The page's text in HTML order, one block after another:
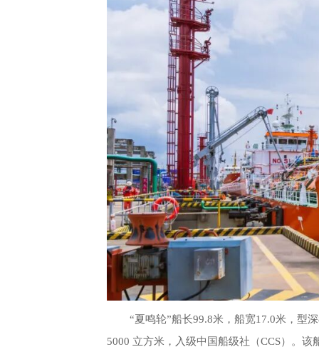
“夏鸣轮”船长99.8米，船宽17.0米，型深
5000 立方米，入级中国船级社（CCS）。该